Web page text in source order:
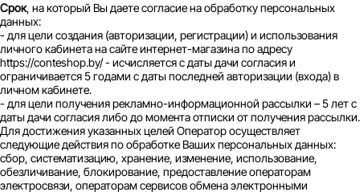
Срок, на который Вы даете согласие на обработку персональных
данных:
- для цели создания (авторизации, регистрации) и использования
личного кабинета на сайте интернет-магазина по адресу
https://conteshop.by/ - исчисляется с даты дачи согласия и
ограничивается 5 годами с даты последней авторизации (входа) в
личном кабинете.
- для цели получения рекламно-информационной рассылки – 5 лет с
даты дачи согласия либо до момента отписки от получения рассылки.
Для достижения указанных целей Оператор осуществляет
следующие действия по обработке Ваших персональных данных:
сбор, систематизацию, хранение, изменение, использование,
обезличивание, блокирование, предоставление операторам
электросвязи, операторам сервисов обмена электронными